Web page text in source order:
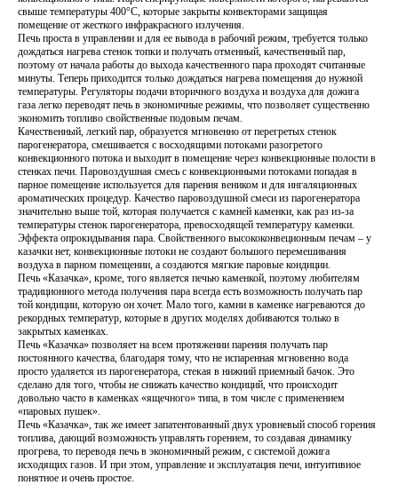
свыше температуры 400°С, которые закрыты конвекторами защищая
помещение от жесткого инфракрасного излучения.
Печь проста в управлении и для ее вывода в рабочий режим, требуется только
дождаться нагрева стенок топки и получать отменный, качественный пар,
поэтому от начала работы до выхода качественного пара проходят считанные
минуты. Теперь приходится только дождаться нагрева помещения до нужной
температуры. Регуляторы подачи вторичного воздуха и воздуха для дожига
газа легко переводят печь в экономичные режимы, что позволяет существенно
экономить топливо свойственные подовым печам.
Качественный, легкий пар, образуется мгновенно от перегретых стенок
парогенератора, смешивается с восходящими потоками разогретого
конвекционного потока и выходит в помещение через конвекционные полости в
стенках печи. Паровоздушная смесь с конвекционными потоками попадая в
парное помещение используется для парения веником и для ингаляционных
ароматических процедур. Качество паровоздушной смеси из парогенератора
значительно выше той, которая получается с камней каменки, как раз из-за
температуры стенок парогенератора, превосходящей температуру каменки.
Эффекта опрокидывания пара. Свойственного высококонвеционным печам – у
казачки нет, конвекционные потоки не создают большого перемешивания
воздуха в парном помещении, а создаются мягкие паровые кондиции.
Печь «Казачка», кроме, того является печью каменкой, поэтому любителям
традиционного метода получения пара всегда есть возможность получать пар
той кондиции, которую он хочет. Мало того, камни в каменке нагреваются до
рекордных температур, которые в других моделях добиваются только в
закрытых каменках.
Печь «Казачка» позволяет на всем протяжении парения получать пар
постоянного качества, благодаря тому, что не испаренная мгновенно вода
просто удаляется из парогенератора, стекая в нижний приемный бачок. Это
сделано для того, чтобы не снижать качество кондиций, что происходит
довольно часто в каменках «ящечного» типа, в том числе с применением
«паровых пушек».
Печь «Казачка», так же имеет запатентованный двух уровневый способ горения
топлива, дающий возможность управлять горением, то создавая динамику
прогрева, то переводя печь в экономичный режим, с системой дожига
исходящих газов. И при этом, управление и эксплуатация печи, интуитивное
понятное и очень простое.